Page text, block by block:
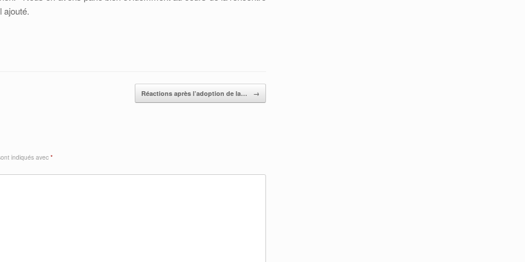
ajouté.
Réactions après l’adoption de la… →
indiqués avec*